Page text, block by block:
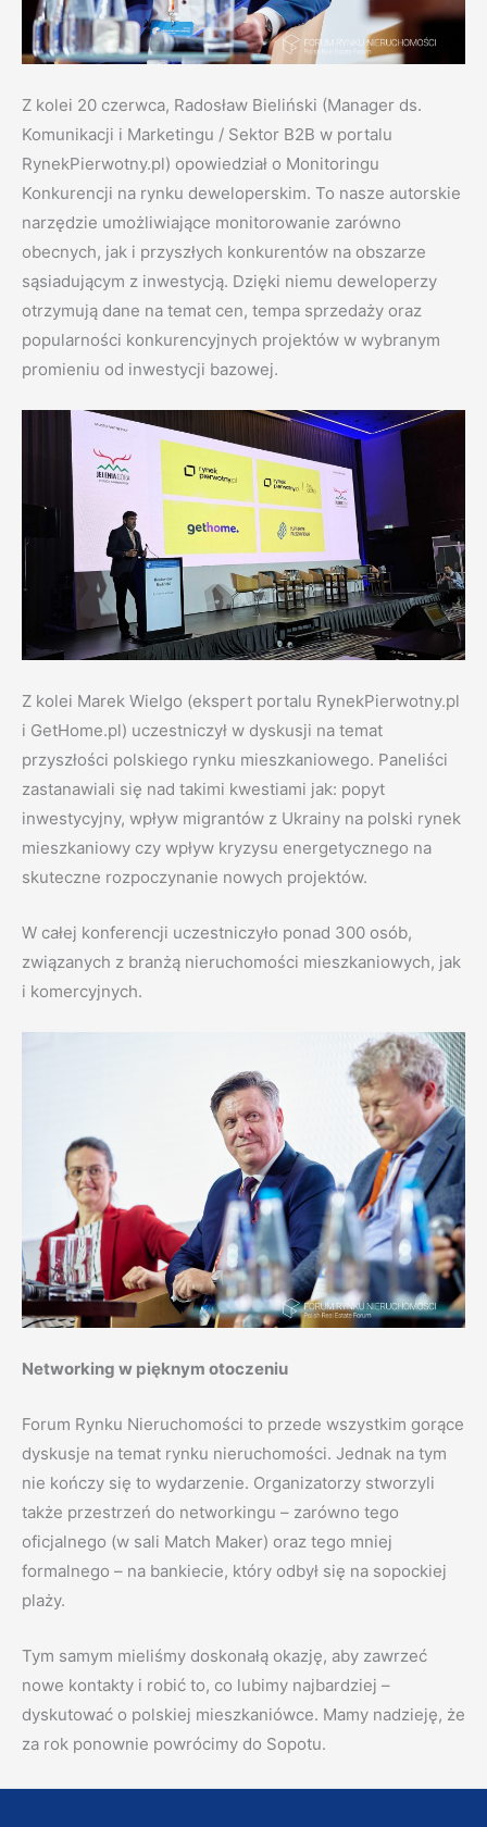
Z kolei 20 czerwca, Radosław Bieliński (Manager ds.
Komunikacji i Marketingu / Sektor B2B w portalu
RynekPierwotny.pl) opowiedział o Monitoringu
Konkurencji na rynku deweloperskim. To nasze autorskie
narzędzie umożliwiające monitorowanie zarówno
obecnych, jak i przyszłych konkurentów na obszarze
sąsiadującym z inwestycją. Dzięki niemu deweloperzy
otrzymują dane na temat cen, tempa sprzedaży oraz
popularności konkurencyjnych projektów w wybranym
promieniu od inwestycji bazowej.
Z kolei Marek Wielgo (ekspert portalu RynekPierwotny.pl
i GetHome.pl) uczestniczył w dyskusji na temat
przyszłości polskiego rynku mieszkaniowego. Paneliści
zastanawiali się nad takimi kwestiami jak: popyt
inwestycyjny, wpływ migrantów z Ukrainy na polski rynek
mieszkaniowy czy wpływ kryzysu energetycznego na
skuteczne rozpoczynanie nowych projektów.
W całej konferencji uczestniczyło ponad 300 osób,
związanych z branżą nieruchomości mieszkaniowych, jak
i komercyjnych.
Networking w pięknym otoczeniu
Forum Rynku Nieruchomości to przede wszystkim gorące
dyskusje na temat rynku nieruchomości. Jednak na tym
nie kończy się to wydarzenie. Organizatorzy stworzyli
także przestrzeń do networkingu – zarówno tego
oficjalnego (w sali Match Maker) oraz tego mniej
formalnego – na bankiecie, który odbył się na sopockiej
plaży.
Tym samym mieliśmy doskonałą okazję, aby zawrzeć
nowe kontakty i robić to, co lubimy najbardziej –
dyskutować o polskiej mieszkaniówce. Mamy nadzieję, że
za rok ponownie powrócimy do Sopotu.